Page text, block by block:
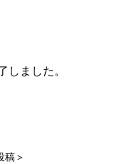
しました。
稿 ＞